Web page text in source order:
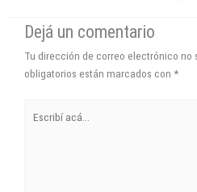
Dejá un comentario
Tu dirección de correo electrónico no
obligatorios están marcados con *
acá...